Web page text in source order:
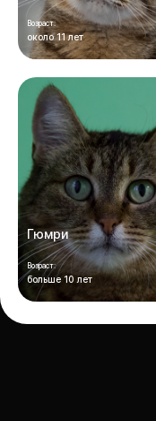
Возраст:
около 11 лет
Гюмри
Возраст:
больше 10 лет